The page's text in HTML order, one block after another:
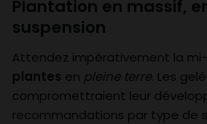
Plantation en massif,
suspension
Attendez impérativement la
plantes en pleine terre. Les
compromettraient leur
recommandations par type de